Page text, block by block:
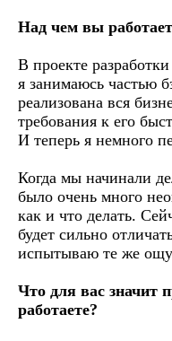
Над чем вы
В проекте
я занимаюсь частью
реализована вся
требования к его
И теперь я немного
Когда мы начинали
было очень много
как и что делать.
будет сильно
испытываю те же
Что для вас значит
работаете?